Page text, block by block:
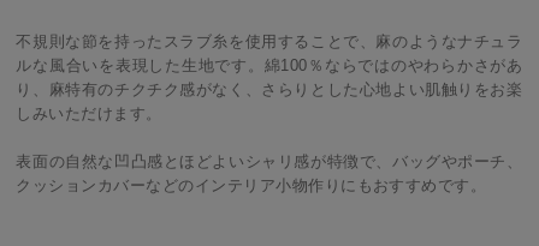
不規則な節を持ったスラブ糸を使用することで、麻のようなナチュラ
ルな風合いを表現した生地です。綿100％ならではのやわらかさがあ
り、麻特有のチクチク感がなく、さらりとした心地よい肌触りをお楽
しみいただけます。
表面の自然な凹凸感とほどよいシャリ感が特徴で、バッグやポーチ、
クッションカバーなどのインテリア小物作りにもおすすめです。